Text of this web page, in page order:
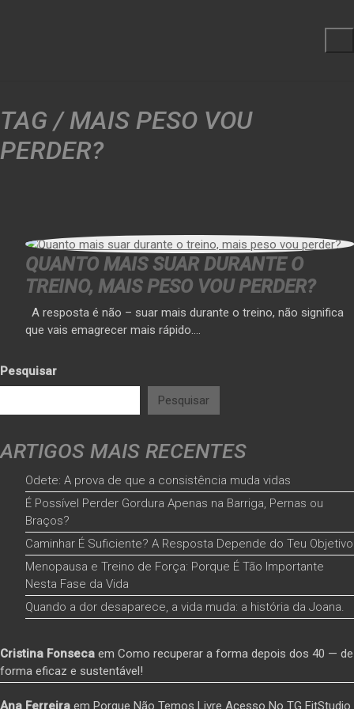
TAG /MAIS PESO VOU
PERDER?
QUANTO MAIS SUAR DURANTE O
TREINO, MAIS PESO VOU PERDER?
A resposta é não – suar mais durante o treino, não significa
que vais emagrecer mais rápido.…
Pesquisar
Pesquisar
ARTIGOS MAIS RECENTES
Odete: A prova de que a consistência muda vidas
É Possível Perder Gordura Apenas na Barriga, Pernas ou
Braços?
Caminhar É Suficiente? A Resposta Depende do Teu Objetivo
Menopausa e Treino de Força: Porque É Tão Importante
Nesta Fase da Vida
Quando a dor desaparece, a vida muda: a história da Joana.
Cristina Fonseca em Como recuperar a forma depois dos 40 — de
forma eficaz e sustentável!
Ana Ferreira em Porque Não Temos Livre Acesso No TG FitStudio